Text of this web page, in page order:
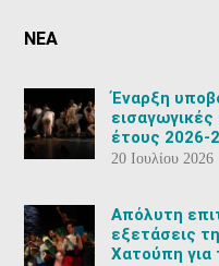
ΝΕΑ
Έναρξη
έτους 2026-
20 Ιουλίου 2026
Aπόλυτη
εξετάσεις
Χατούπη για